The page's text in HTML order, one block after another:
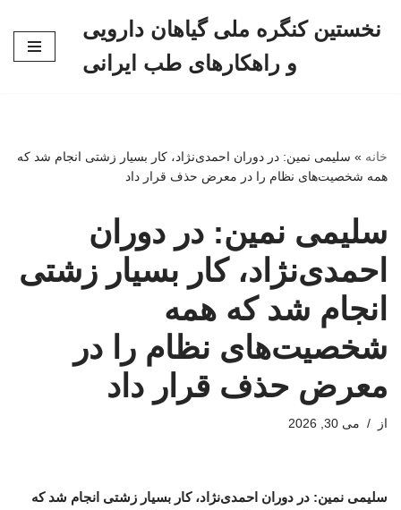
نخستین کنگره ملی گیاهان دارویی
و راهکارهای طب ایرانی
خانه » سلیمی نمین: در دوران احمدی‌نژاد، کار بسیار زشتی انجام شد که
همه شخصیت‌های نظام را در معرض حذف قرار داد
سلیمی نمین: در دوران
احمدی‌نژاد، کار بسیار زشتی
انجام شد که همه
شخصیت‌های نظام را در
معرض حذف قرار داد
از می 30, 2026
سلیمی نمین: در دوران احمدی‌نژاد، کار بسیار زشتی انجام شد که